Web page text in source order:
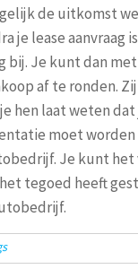
de uitkomst
je lease aanvraag
bij. Je kunt dan
af te ronden. Zij
hen laat weten
moet
Je kunt
tegoed heeft